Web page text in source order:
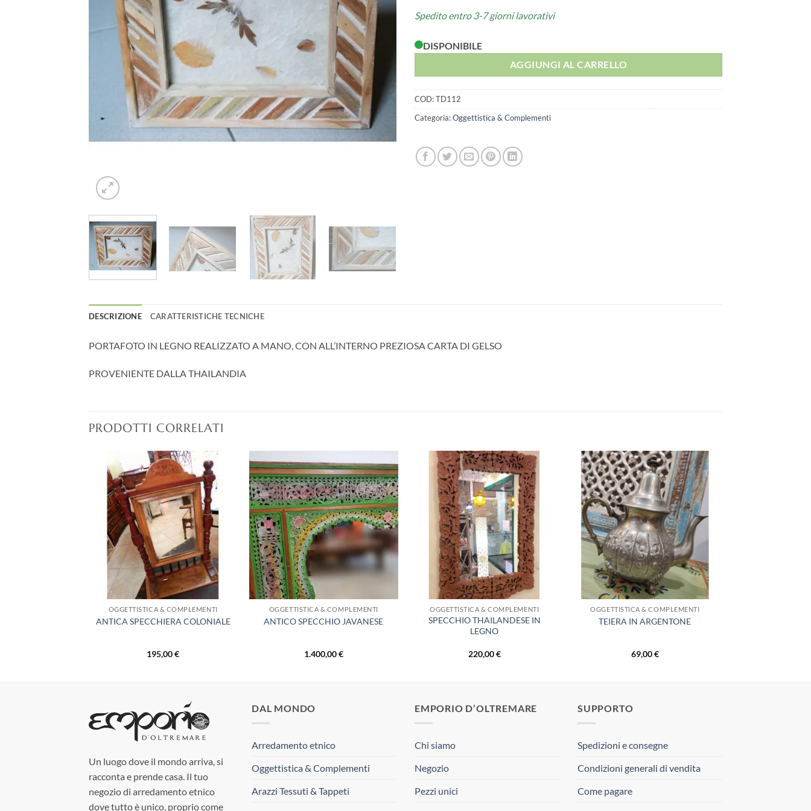
Spedito entro 3-7 giorni lavorativi
DISPONIBILE
AGGIUNGI AL CARRELLO
COD:TD112
Categoria:Oggettistica & Complementi
DESCRIZIONE CARATTERISTICHE TECNICHE
PORTAFOTO IN LEGNO REALIZZATO A MANO, CON ALL’INTERNO PREZIOSA CARTA DI GELSO
PROVENIENTE DALLA THAILANDIA
PRODOTTI CORRELATI
Aggiungi
alla lista
dei
desideri
OGGETTISTICA & COMPLEMENTI
ANTICA SPECCHIERA COLONIALE
195,00€
Aggiungi
alla lista
dei
desideri
OGGETTISTICA & COMPLEMENTI
ANTICO SPECCHIO JAVANESE
1.400,00€
Aggiungi
alla lista
dei
desideri
OGGETTISTICA & COMPLEMENTI
SPECCHIO THAILANDESE IN
LEGNO
220,00€
Aggiungi
alla lista
dei
desideri
OGGETTISTICA & COMPLEMENTI
TEIERA IN ARGENTONE
69,00€
Un luogo dove il mondo arriva, si
racconta e prende casa. Il tuo
negozio di arredamento etnico
dove tutto è unico, proprio come
DAL MONDO
Arredamento etnico
Oggettistica & Complementi
Arazzi Tessuti & Tappeti
EMPORIO D’OLTREMARE
Chi siamo
Negozio
Pezzi unici
SUPPORTO
Spedizioni e consegne
Condizioni generali di vendita
Come pagare